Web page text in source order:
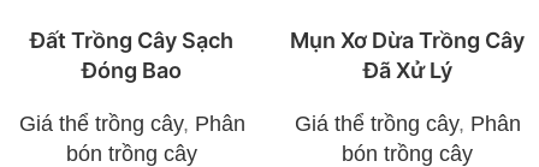
Đất Trồng Cây Sạch
Đóng Bao
Giá thể trồng cây, Phân
bón trồng cây
Mụn Xơ Dừa Trồng Cây
Đã Xử Lý
Giá thể trồng cây, Phân
bón trồng cây